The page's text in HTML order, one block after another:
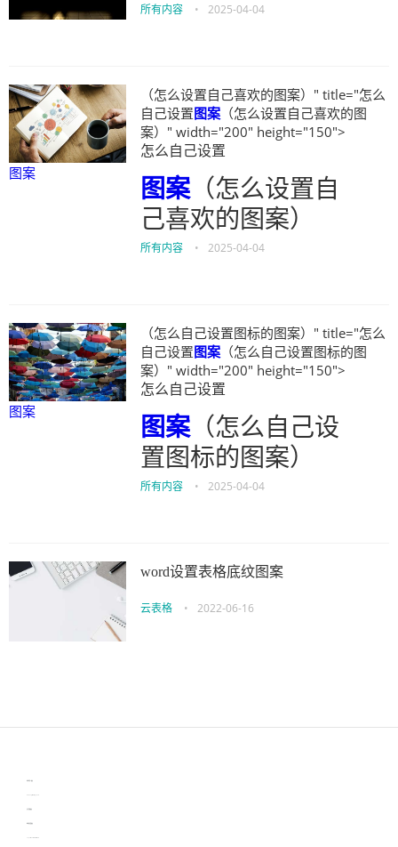
所有内容 • 2025-04-04
图案
（怎么设置自己喜欢的图案）" title="怎么
自己设置图案 （怎么设置自己喜欢的图
案）" width="200" height="150">
怎么自己设置
图案（怎么设置自
己喜欢的图案）
所有内容 • 2025-04-04
图案
（怎么自己设置图标的图案）" title="怎么
自己设置图案 （怎么自己设置图标的图
案）" width="200" height="150">
怎么自己设置
图案（怎么自己设
置图标的图案）
所有内容 • 2025-04-04
word设置表格底纹图案
云表格 • 2022-06-16